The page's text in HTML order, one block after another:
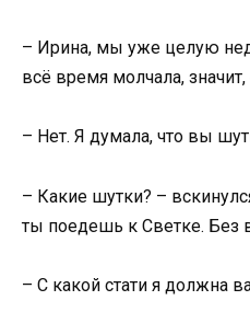
– Ирина, мы уже целую
всё время молчала,
– Нет. Я думала, что вы
– Какие шутки? –
ты поедешь к Светке. Без
– С какой стати я должна